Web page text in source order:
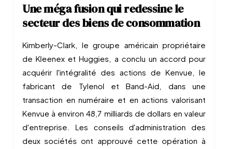
Une méga fusion qui redessine le
secteur des biens de consommation
Kimberly-Clark, le groupe américain propriétaire
de Kleenex et Huggies, a conclu un accord pour
acquérir l'intégralité des actions de Kenvue, le
fabricant de Tylenol et Band-Aid, dans une
transaction en numéraire et en actions valorisant
Kenvue à environ 48,7 milliards de dollars en valeur
d'entreprise. Les conseils d'administration des
deux sociétés ont approuvé cette opération à